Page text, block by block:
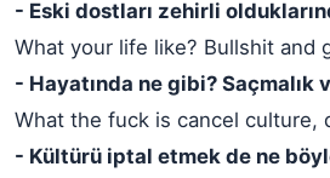
- Eski dostları zehirli
What your life like? Bullshit and
- Hayatında ne gibi?
What the fuck is cancel culture,
- Kültürü iptal etmek de ne